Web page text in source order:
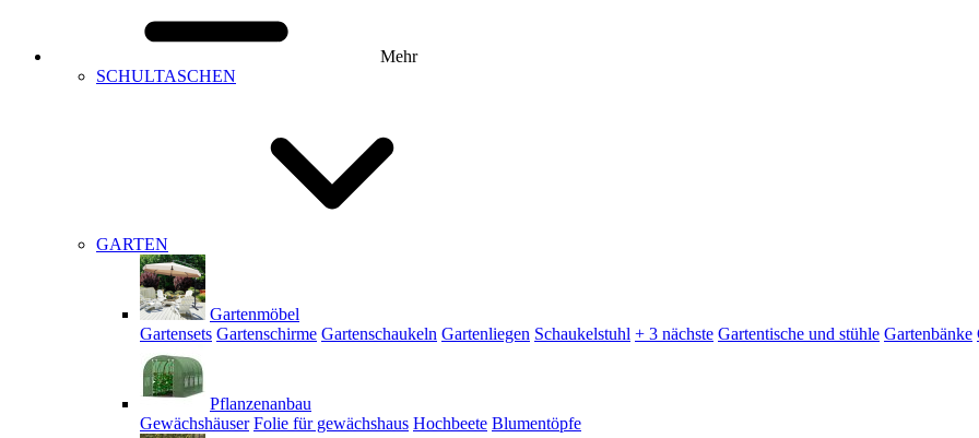
Mehr
SCHULTASCHEN
GARTEN
Gartenmöbel
Gartensets Gartenschirme Gartenschaukeln Gartenliegen Schaukelstuhl + 3 nächste Gartentische und stühle Gartenbänke
Pflanzenanbau
Gewächshäuser Folie für gewächshaus Hochbeete Blumentöpfe